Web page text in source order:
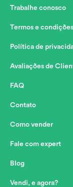
Trabalhe conosco
Termos e condições
Política de
Avaliações de
FAQ
Contato
Como vender
Fale com expert
Blog
Vendi, e agora?